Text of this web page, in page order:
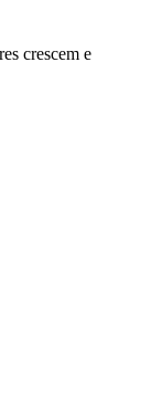
crescem e